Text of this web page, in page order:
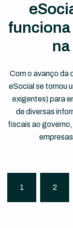
funciona
Com o avanço da
eSocial se tornou
exigentes) para
de diversas
fiscais ao
1 2